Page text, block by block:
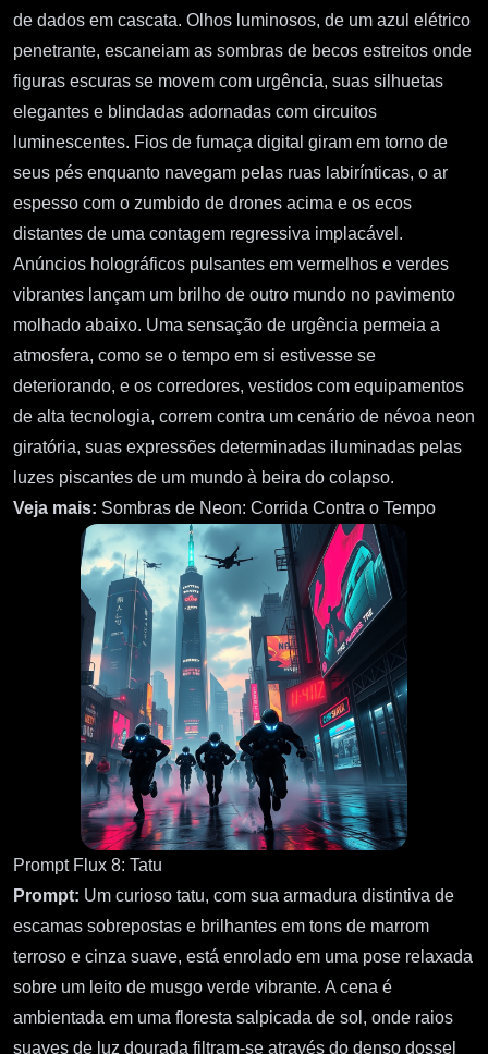
de dados em cascata. Olhos luminosos, de um azul elétrico
penetrante, escaneiam as sombras de becos estreitos onde
figuras escuras se movem com urgência, suas silhuetas
elegantes e blindadas adornadas com circuitos
luminescentes. Fios de fumaça digital giram em torno de
seus pés enquanto navegam pelas ruas labirínticas, o ar
espesso com o zumbido de drones acima e os ecos
distantes de uma contagem regressiva implacável.
Anúncios holográficos pulsantes em vermelhos e verdes
vibrantes lançam um brilho de outro mundo no pavimento
molhado abaixo. Uma sensação de urgência permeia a
atmosfera, como se o tempo em si estivesse se
deteriorando, e os corredores, vestidos com equipamentos
de alta tecnologia, correm contra um cenário de névoa neon
giratória, suas expressões determinadas iluminadas pelas
luzes piscantes de um mundo à beira do colapso.
Veja mais: Sombras de Neon: Corrida Contra o Tempo
Prompt Flux 8: Tatu
Prompt: Um curioso tatu, com sua armadura distintiva de
escamas sobrepostas e brilhantes em tons de marrom
terroso e cinza suave, está enrolado em uma pose relaxada
sobre um leito de musgo verde vibrante. A cena é
ambientada em uma floresta salpicada de sol, onde raios
suaves de luz dourada filtram-se através do denso dossel